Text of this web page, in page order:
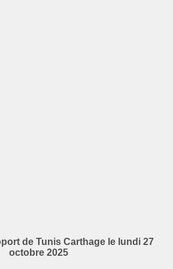
de Tunis Carthage le lundi 27
octobre 2025